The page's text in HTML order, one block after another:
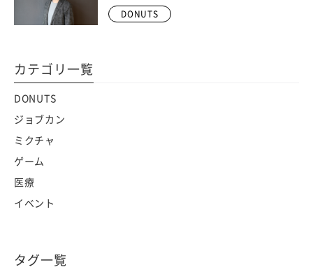
DONUTS
カテゴリ一覧
DONUTS
ジョブカン
ミクチャ
ゲーム
医療
イベント
タグ一覧